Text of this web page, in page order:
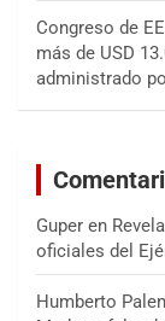
Congreso de
más de USD
administrado
Guper en
oficiales del
Humberto